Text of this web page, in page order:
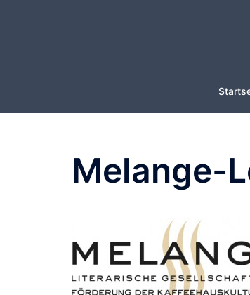
Melange-